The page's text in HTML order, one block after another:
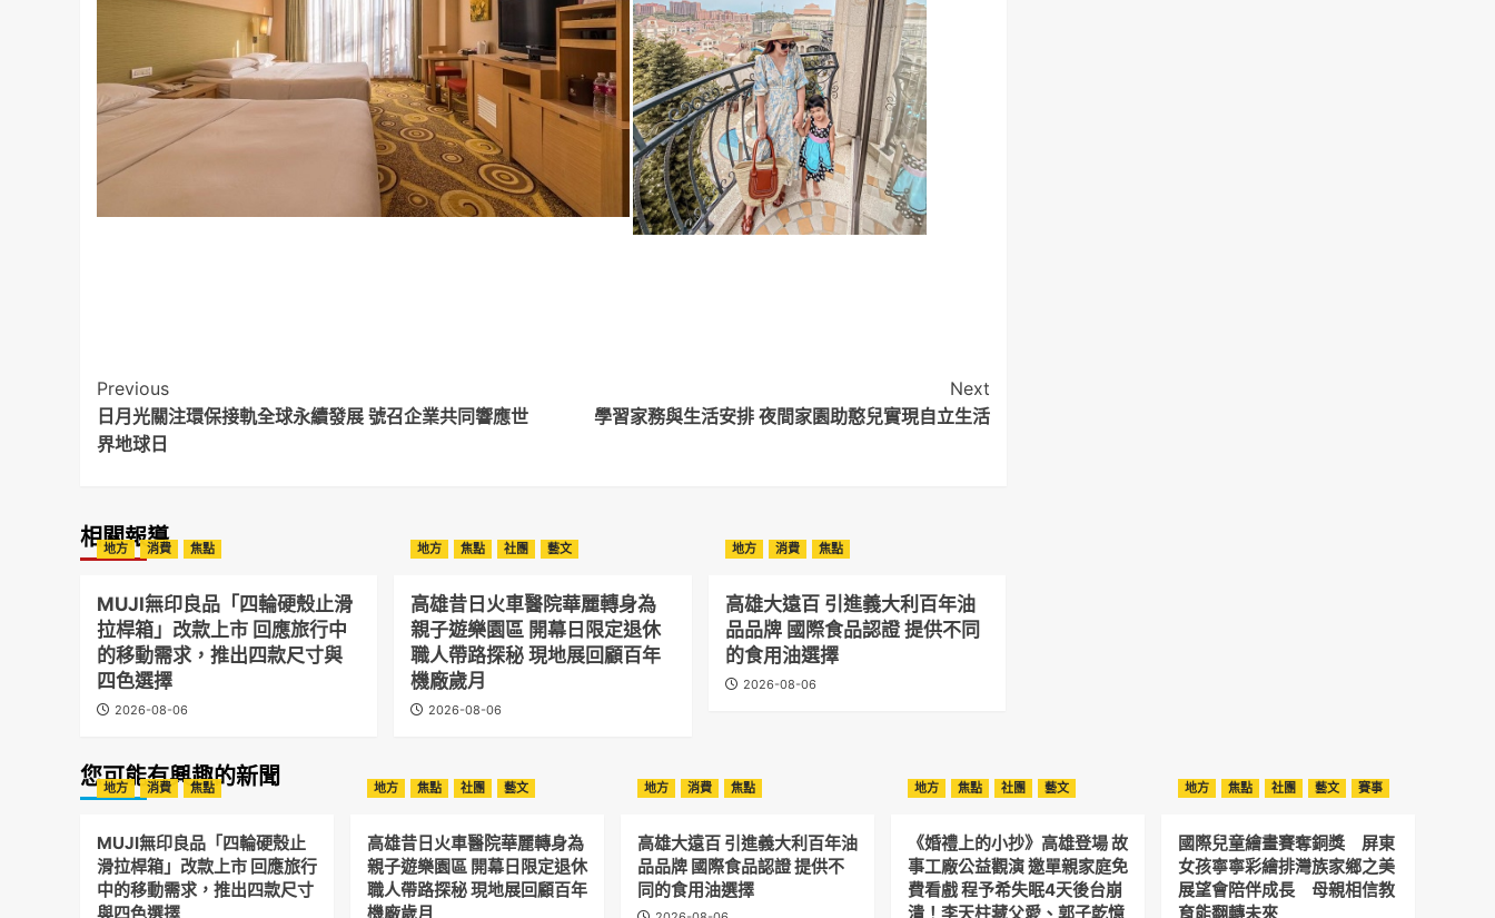
Post
Navigation
Previous
日月光關注環保接軌全球永續發展 號召企業共同響應世
界地球日
Next
學習家務與生活安排 夜間家園助憨兒實現自立生活
相關報導
地方 消費 焦點
MUJI無印良品「四輪硬殼止滑
拉桿箱」改款上市 回應旅行中
的移動需求，推出四款尺寸與
四色選擇
2026-08-06
地方 焦點 社團 藝文
高雄昔日火車醫院華麗轉身為
親子遊樂園區 開幕日限定退休
職人帶路探秘 現地展回顧百年
機廠歲月
2026-08-06
地方 消費 焦點
高雄大遠百 引進義大利百年油
品品牌 國際食品認證 提供不同
的食用油選擇
2026-08-06
您可能有興趣的新聞
地方 消費 焦點
MUJI無印良品「四輪硬殼止
滑拉桿箱」改款上市 回應旅行
中的移動需求，推出四款尺寸
與四色選擇
地方 焦點 社團 藝文
高雄昔日火車醫院華麗轉身為
親子遊樂園區 開幕日限定退休
職人帶路探秘 現地展回顧百年
機廠歲月
地方 消費 焦點
高雄大遠百 引進義大利百年油
品品牌 國際食品認證 提供不
同的食用油選擇
地方 焦點 社團 藝文
《婚禮上的小抄》高雄登場 故
事工廠公益觀演 邀單親家庭免
費看戲 程予希失眠4天後台崩
潰！李天柱藏父愛、郭子乾憶
地方 焦點 社團 藝文 賽事
國際兒童繪畫賽奪銅獎 屏東
女孩寧寧彩繪排灣族家鄉之美
展望會陪伴成長 母親相信教
育能翻轉未來